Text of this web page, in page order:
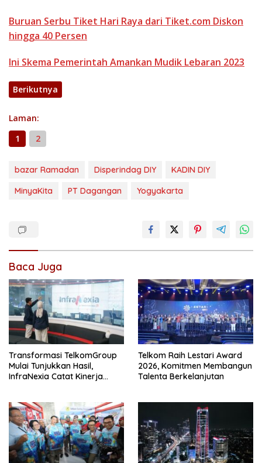
Buruan Serbu Tiket Hari Raya dari Tiket.com Diskon
hingga 40 Persen
Ini Skema Pemerintah Amankan Mudik Lebaran 2023
Berikutnya
Laman:
1
2
bazar Ramadan Disperindag DIY
KADIN DIY
MinyaKita
PT Dagangan Yogyakarta
Baca Juga
Transformasi TelkomGroup
Mulai Tunjukkan Hasil,
InfraNexia Catat Kinerja
Telkom Raih Lestari Award
2026, Komitmen Membangun
Talenta Berkelanjutan